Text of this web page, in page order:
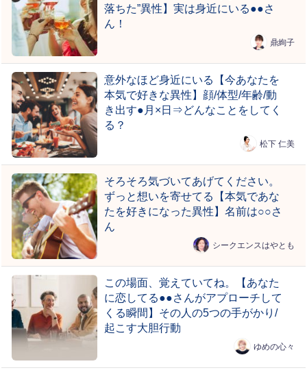
落ちた”異性】実は身近にいる●●さ
ん！
鼎絢子
意外なほど身近にいる【今あなたを
本気で好きな異性】顔/体型/年齢/動
き出す●月×日⇒どんなことをしてく
る？
松下 仁美
そろそろ気づいてあげてください。
ずっと想いを寄せてる【本気であな
たを好きになった異性】名前は○○さ
ん
シークエンスはやとも
この場面、覚えていてね。【あなた
に恋してる●●さんがアプローチして
くる瞬間】その人の5つの手がかり/
起こす大胆行動
ゆめの心々